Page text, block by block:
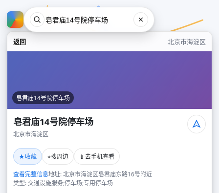
返回 北京市海淀区
皂君庙14号院停车场
皂君庙14号院停车场
北京市海淀区
★收藏 ⌖搜周边 📱 去手机查看
查看完整信息地址: 北京市海淀区皂君庙东路16号附近
类型: 交通设施服务;停车场;专用停车场